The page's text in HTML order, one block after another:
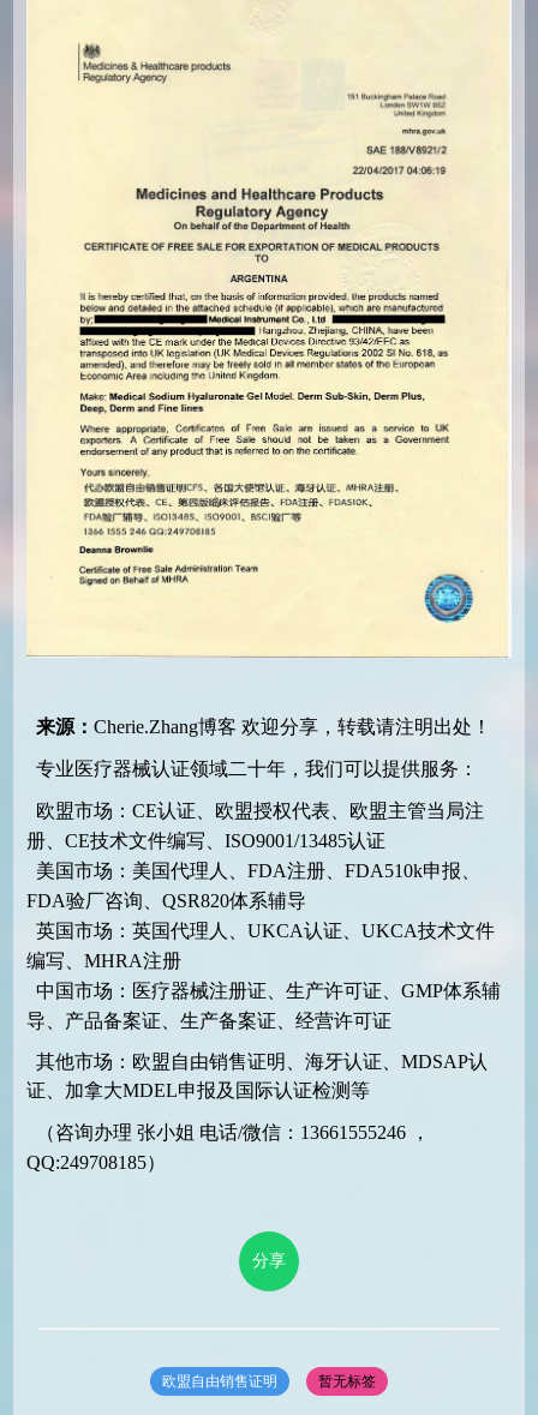
来源： Cherie.Zhang博客 欢迎分享，转载请注明出处！
专业医疗器械认证领域二十年，我们可以提供服务：
欧盟市场：CE认证、欧盟授权代表、欧盟主管当局注
册、CE技术文件编写、ISO9001/13485认证
美国市场：美国代理人、FDA注册、FDA510k申报、
FDA验厂咨询、QSR820体系辅导
英国市场：英国代理人、UKCA认证、UKCA技术文件
编写、MHRA注册
中国市场：医疗器械注册证、生产许可证、GMP体系辅
导、产品备案证、生产备案证、经营许可证
其他市场：欧盟自由销售证明、海牙认证、MDSAP认
证、加拿大MDEL申报及国际认证检测等
（咨询办理 张小姐 电话/微信：13661555246 ，
QQ:249708185）
分享
欧盟自由销售证明 暂无标签